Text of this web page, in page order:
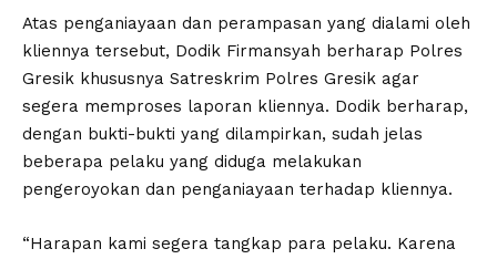
Atas penganiayaan dan perampasan yang dialami oleh
kliennya tersebut, Dodik Firmansyah berharap Polres
Gresik khususnya Satreskrim Polres Gresik agar
segera memproses laporan kliennya. Dodik berharap,
dengan bukti-bukti yang dilampirkan, sudah jelas
beberapa pelaku yang diduga melakukan
pengeroyokan dan penganiayaan terhadap kliennya.
“Harapan kami segera tangkap para pelaku. Karena